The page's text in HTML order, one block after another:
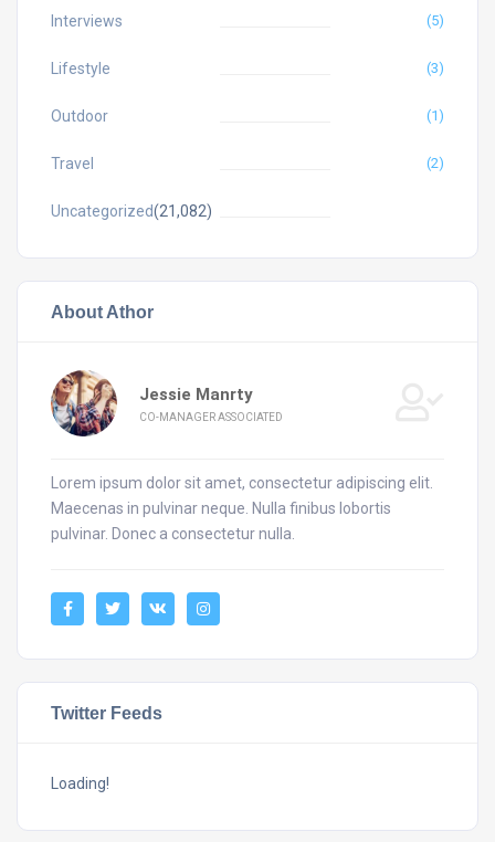
Interviews (5)
Lifestyle (3)
Outdoor (1)
Travel (2)
Uncategorized(21,082)
About Athor
Jessie Manrty
CO-MANAGER ASSOCIATED
Lorem ipsum dolor sit amet, consectetur adipiscing elit.
Maecenas in pulvinar neque. Nulla finibus lobortis
pulvinar. Donec a consectetur nulla.
Twitter Feeds
Loading!